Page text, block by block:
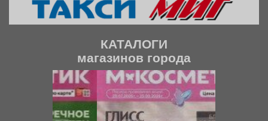
КАТАЛОГИ
магазинов города